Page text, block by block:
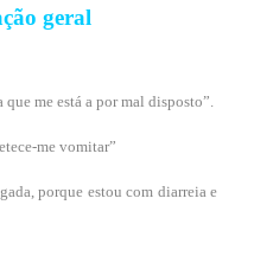
geral
me está a por mal disposto”.
me vomitar”
porque estou com diarreia e